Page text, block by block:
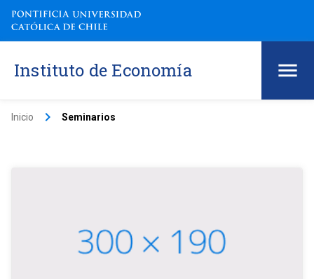
Instituto de Economía
Inicio keyboard_arrow_right Seminarios